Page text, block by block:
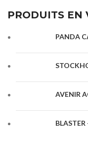
PRODUITS EN
PANDA
AVENIR